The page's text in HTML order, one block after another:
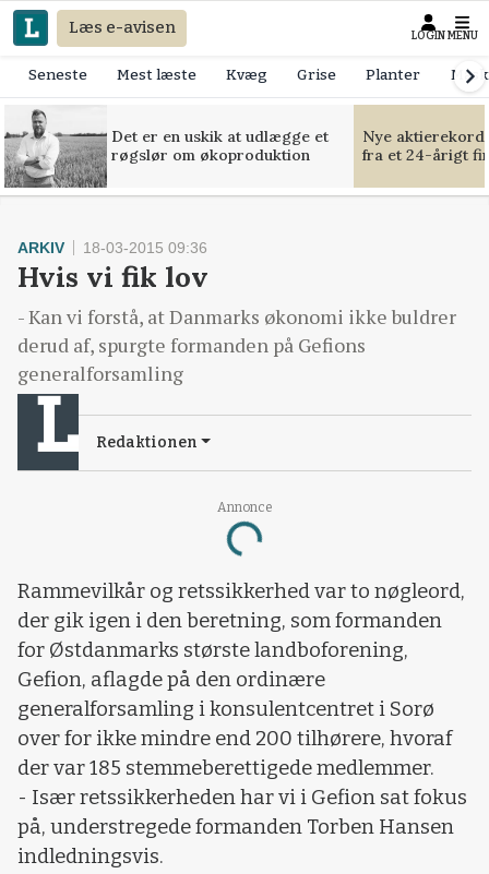
Læs e-avisen LOGIN MENU
Seneste Mest læste Kvæg Grise Planter
Det er en uskik at udlægge et
røgslør om økoproduktion
Nye
fra et 24-årigt
Annonce
Loading...
ARKIV 18-03-2015 09:36
Hvis vi fik lov
- Kan vi forstå, at Danmarks økonomi ikke buldrer
derud af, spurgte formanden på Gefions
generalforsamling
Redaktionen
Rammevilkår og retssikkerhed var to nøgleord,
der gik igen i den beretning, som formanden
for Østdanmarks største landboforening,
Gefion, aflagde på den ordinære
generalforsamling i konsulentcentret i Sorø
over for ikke mindre end 200 tilhørere, hvoraf
der var 185 stemmeberettigede medlemmer.
- Især retssikkerheden har vi i Gefion sat fokus
på, understregede formanden Torben Hansen
indledningsvis.